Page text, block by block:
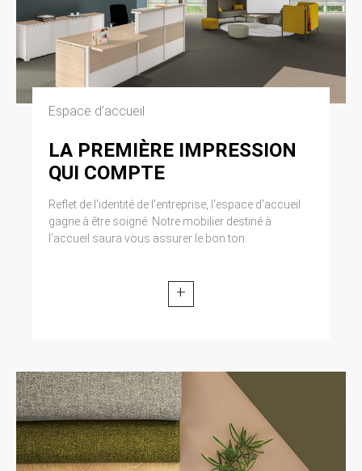
Espace d’accueil
LA PREMIÈRE IMPRESSION
QUI COMPTE
Reflet de l'identité de l'entreprise, l'espace d'accueil
gagne à être soigné. Notre mobilier destiné à
l’accueil saura vous assurer le bon ton.
+